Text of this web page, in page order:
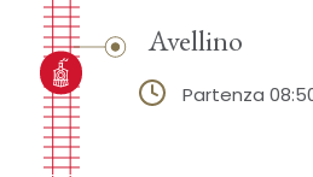
Avellino
Partenza